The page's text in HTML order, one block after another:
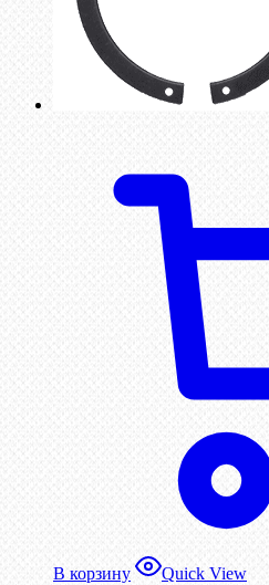
В корзину Quick View